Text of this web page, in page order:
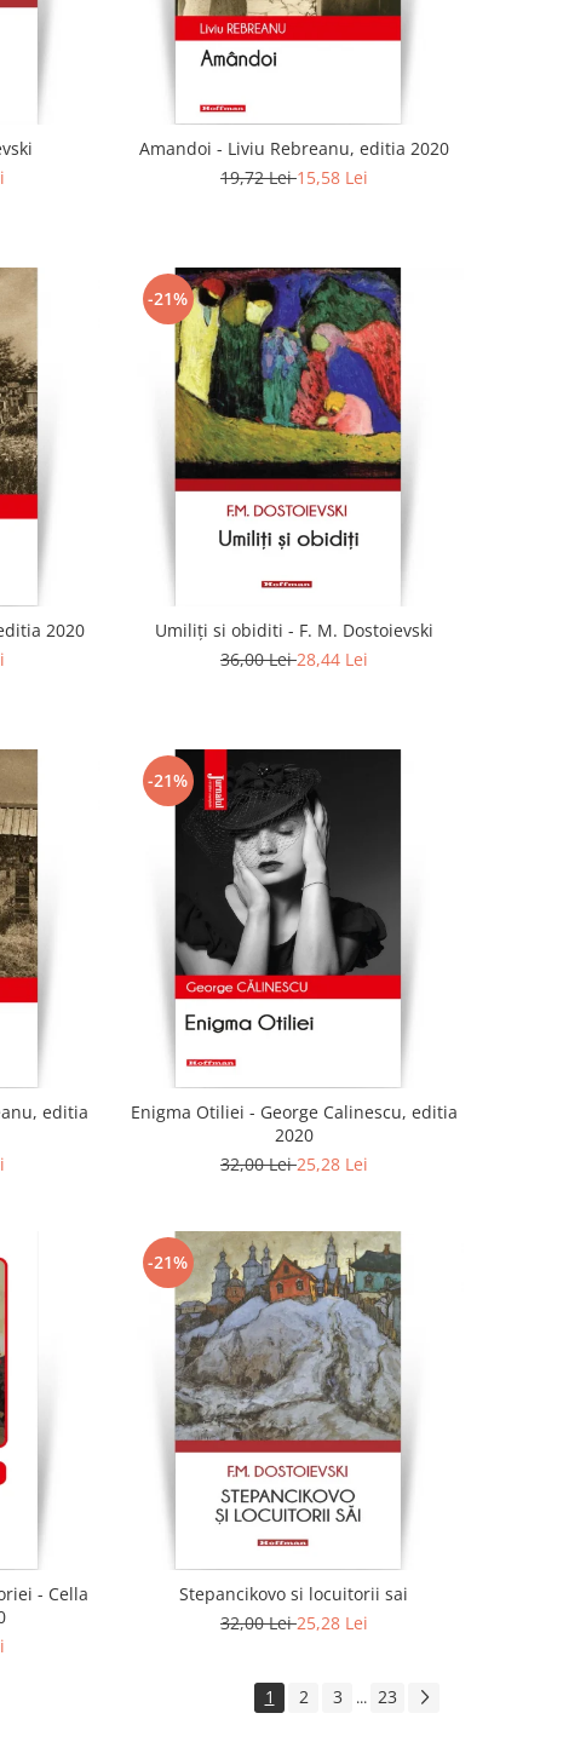
Amandoi - Liviu Rebreanu, editia 2020
19,72 Lei15,58 Lei
2020
-21%
Umiliți si obiditi - F. M. Dostoievski
36,00 Lei28,44 Lei
editia
-21%
Enigma Otiliei - George Calinescu, editia
2020
32,00 Lei25,28 Lei
- Cella
-21%
Stepancikovo si locuitorii sai
32,00 Lei25,28 Lei
1 2 3 ... 23